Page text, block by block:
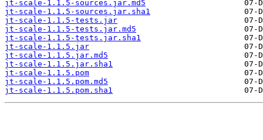
jt-scale-1.1.5-sources.jar.md5
jt-scale-1.1.5-sources.jar.sha1
jt-scale-1.1.5-tests.jar
jt-scale-1.1.5-tests.jar.md5
jt-scale-1.1.5-tests.jar.sha1
jt-scale-1.1.5.jar
jt-scale-1.1.5.jar.md5
jt-scale-1.1.5.jar.sha1
jt-scale-1.1.5.pom
jt-scale-1.1.5.pom.md5
jt-scale-1.1.5.pom.sha1